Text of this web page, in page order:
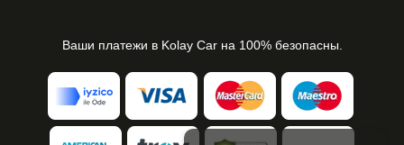
Ваши платежи в Kolay Car на 100% безопасны.